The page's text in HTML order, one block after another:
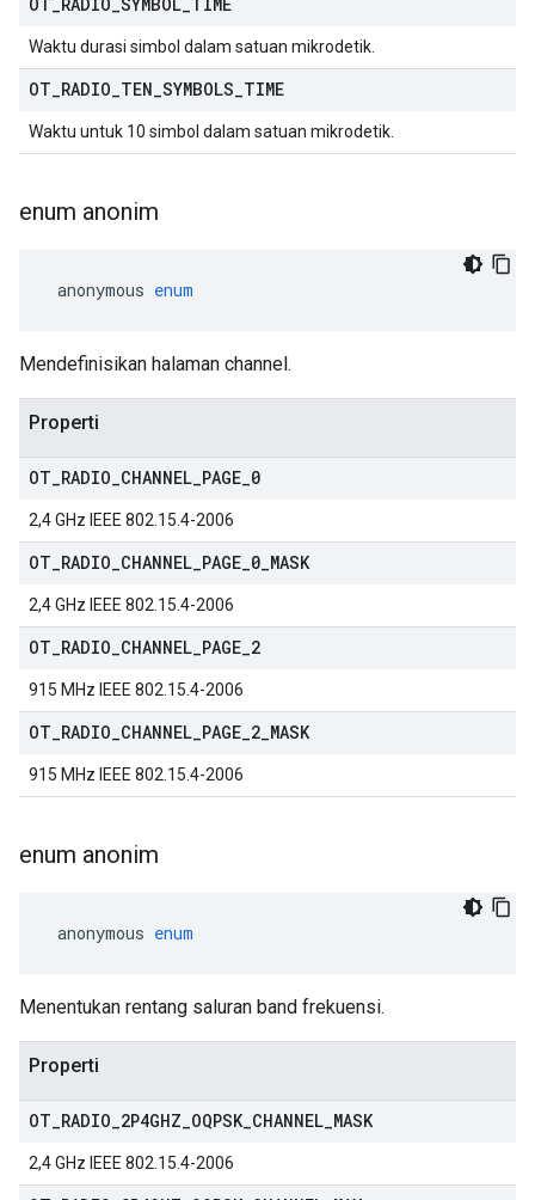
Waktu durasi simbol dalam satuan mikrodetik.
OT RADIO TEN SYMBOLS TIME
Waktu untuk 10 simbol dalam satuan mikrodetik.
enum anonim
anonymous enum
Mendefinisikan halaman channel.
Properti
OT RADIO CHANNEL PAGE 0
2,4 GHz IEEE 802.15.4-2006
OT RADIO CHANNEL PAGE 0 MASK
2,4 GHz IEEE 802.15.4-2006
OT RADIO CHANNEL PAGE 2
915 MHz IEEE 802.15.4-2006
OT RADIO CHANNEL PAGE 2 MASK
915 MHz IEEE 802.15.4-2006
enum anonim
anonymous enum
Menentukan rentang saluran band frekuensi.
Properti
OT RADIO 2P4GHZ OQPSK_ CHANNEL MASK
2,4 GHz IEEE 802.15.4-2006